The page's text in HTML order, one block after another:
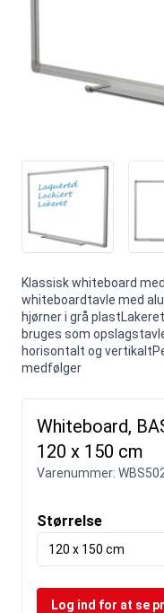
Klassisk whiteboard
whiteboardtavle med
hjørner i grå
bruges som
horisontalt og
medfølger
Whiteboard,
120 x 150 cm
Varenummer:
Størrelse
120 x 150 cm
Log ind for at se